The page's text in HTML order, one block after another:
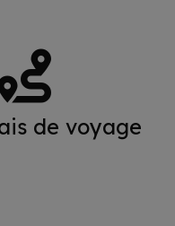
de voyage